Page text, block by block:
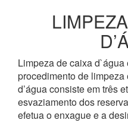
Limpeza de caixa d`água
procedimento de
d’água consiste em três
esvaziamento dos
efetua o enxague e a